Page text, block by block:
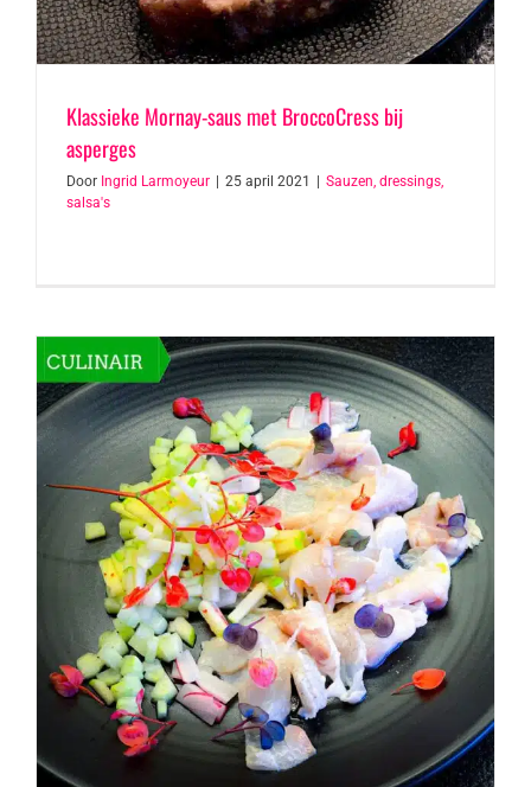
Klassieke Mornay-saus met BroccoCress bij
asperges
Door Ingrid Larmoyeur 25 april 2021
Sauzen, dressings,
salsa's